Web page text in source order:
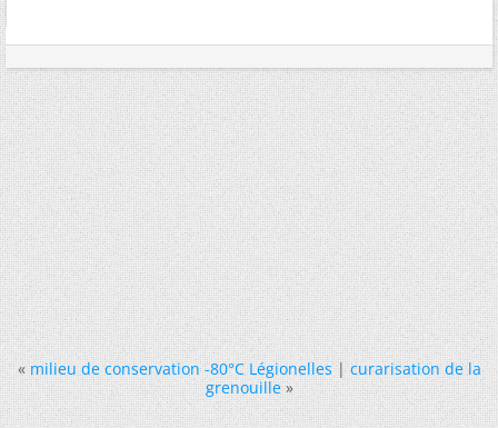
« milieu de conservation -80°C Légionelles|curarisation de la
grenouille »